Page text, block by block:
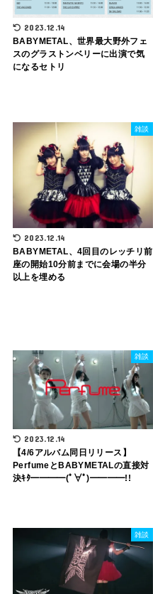
2023.12.14
BABYMETAL、世界最大野外フェ
スのグラストンベリーに出演で気
になるセトリ
雑談
2023.12.14
BABYMETAL、4回目のレッチリ前
座の開始10分前までに会場の半分
以上を埋める
雑談
2023.12.14
【4/6アルバム同日リリース】
PerfumeとBABYMETALの直接対
決ｷﾀ━━━━(ﾟ∀ﾟ)━━━━!!
雑談